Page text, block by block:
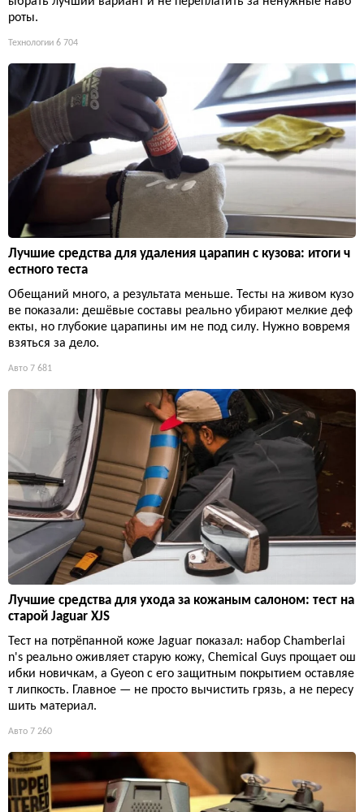
роты.
Технологии 6 704
Лучшие средства для удаления царапин с кузова: итоги ч
естного теста
Обещаний много, а результата меньше. Тесты на живом кузо
ве показали: дешёвые составы реально убирают мелкие деф
екты, но глубокие царапины им не под силу. Нужно вовремя
взяться за дело.
Авто 7 681
Лучшие средства для ухода за кожаным салоном: тест на
старой Jaguar XJS
Тест на потрёпанной коже Jaguar показал: набор Chamberlai
n's реально оживляет старую кожу, Chemical Guys прощает ош
ибки новичкам, а Gyeon с его защитным покрытием оставляе
т липкость. Главное — не просто вычистить грязь, а не пересу
шить материал.
Авто 7 260